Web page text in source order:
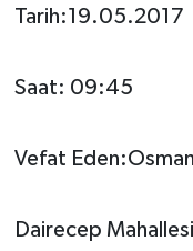
Tarih:19.05.2017
Saat: 09:45
Vefat
Dairecep